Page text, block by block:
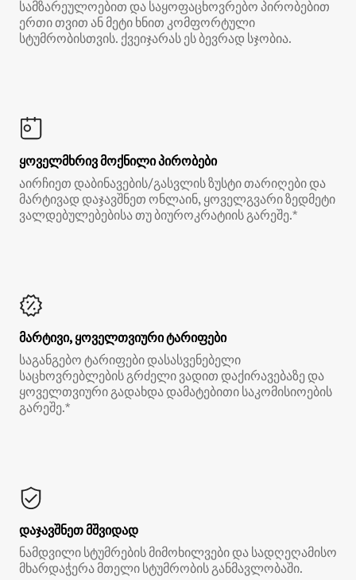
სამზარეულოებით და საყოფაცხოვრებო პირობებით
ერთი თვით ან მეტი ხნით კომფორტული
სტუმრობისთვის. ქვეიჯარას ეს ბევრად სჯობია.
ყოველმხრივ მოქნილი პირობები
აირჩიეთ დაბინავების/გასვლის ზუსტი თარიღები და
მარტივად დაჯავშნეთ ონლაინ, ყოველგვარი ზედმეტი
ვალდებულებებისა თუ ბიუროკრატიის გარეშე.*
მარტივი, ყოველთვიური ტარიფები
საგანგებო ტარიფები დასასვენებელი
საცხოვრებლების გრძელი ვადით დაქირავებაზე და
ყოველთვიური გადახდა დამატებითი საკომისიოების
გარეშე.*
დაჯავშნეთ მშვიდად
ნამდვილი სტუმრების მიმოხილვები და სადღეღამისო
მხარდაჭერა მთელი სტუმრობის განმავლობაში.